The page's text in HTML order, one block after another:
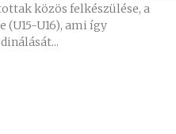
közös felkészülése, a
U16), ami így